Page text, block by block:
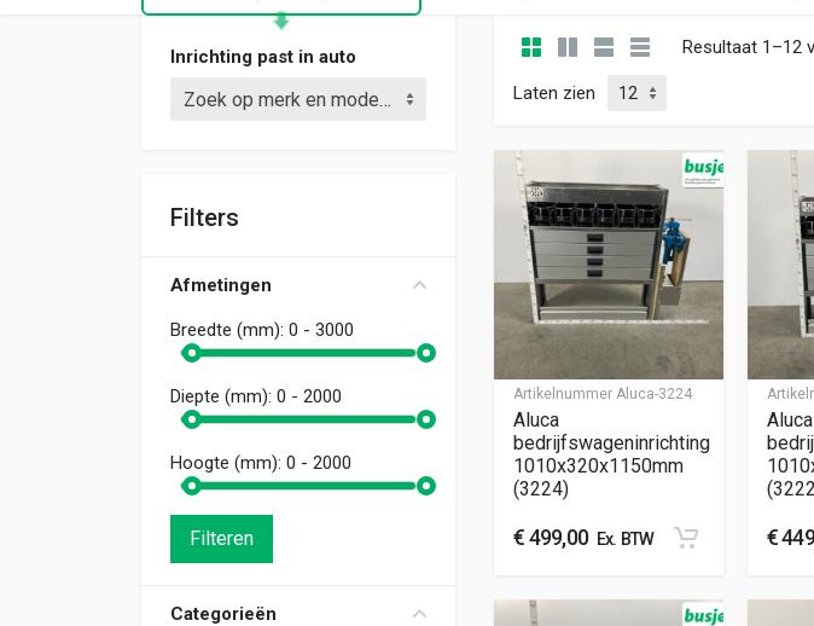
Inrichting past in auto
Zoek op merk en model (bijv. Crafter L3)
Filters
Afmetingen
Breedte (mm): 0 - 3000
Diepte (mm): 0 - 2000
Hoogte (mm): 0 - 2000
Filteren
Categorieën
Resultaat 1–12
Laten zien
Artikelnummer Aluca-3224
Aluca
bedrijfswageninrichting
1010x320x1150mm
(3224)
€499,00Ex. BTW
Aluca
€